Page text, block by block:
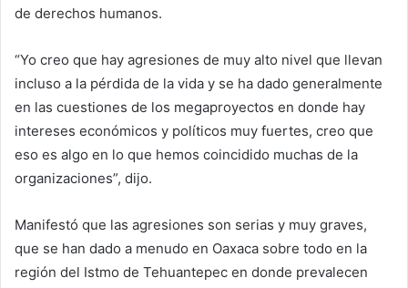
de derechos humanos.
“Yo creo que hay agresiones de muy alto nivel que llevan
incluso a la pérdida de la vida y se ha dado generalmente
en las cuestiones de los megaproyectos en donde hay
intereses económicos y políticos muy fuertes, creo que
eso es algo en lo que hemos coincidido muchas de la
organizaciones”, dijo.
Manifestó que las agresiones son serias y muy graves,
que se han dado a menudo en Oaxaca sobre todo en la
región del Istmo de Tehuantepec en donde prevalecen